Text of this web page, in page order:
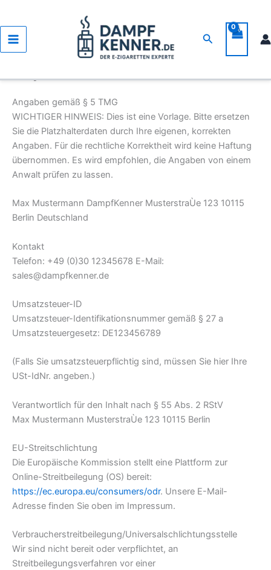
springen
Suchen
Angaben gemäß § 5 TMG
WICHTIGER HINWEIS: Dies ist eine Vorlage. Bitte ersetzen
Sie die Platzhalterdaten durch Ihre eigenen, korrekten
Angaben. Für die rechtliche Korrektheit wird keine Haftung
übernommen. Es wird empfohlen, die Angaben von einem
Anwalt prüfen zu lassen.
Max Mustermann DampfKenner MusterstraÙe 123 10115
Berlin Deutschland
Kontakt
Telefon: +49 (0)30 12345678 E-Mail:
sales@dampfkenner.de
Umsatzsteuer-ID
Umsatzsteuer-Identifikationsnummer gemäß § 27 a
Umsatzsteuergesetz: DE123456789
(Falls Sie umsatzsteuerpflichtig sind, müssen Sie hier Ihre
USt-IdNr. angeben.)
Verantwortlich für den Inhalt nach § 55 Abs. 2 RStV
Max Mustermann MusterstraÙe 123 10115 Berlin
EU-Streitschlichtung
Die Europäische Kommission stellt eine Plattform zur
Online-Streitbeilegung (OS) bereit:
https://ec.europa.eu/consumers/odr. Unsere E-Mail-
Adresse finden Sie oben im Impressum.
Verbraucherstreitbeilegung/Universalschlichtungsstelle
Wir sind nicht bereit oder verpflichtet, an
Streitbeilegungsverfahren vor einer